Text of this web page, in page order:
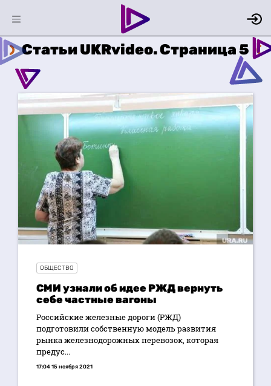
Статьи UKRvideo. Страница 5
ОБЩЕСТВО
СМИ узнали об идее РЖД вернуть
себе частные вагоны
Российские железные дороги (РЖД)
подготовили собственную модель развития
рынка железнодорожных перевозок, которая
предус...
17:04 15 ноября 2021